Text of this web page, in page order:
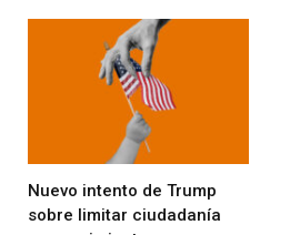
Nuevo intento de Trump
sobre limitar ciudadanía